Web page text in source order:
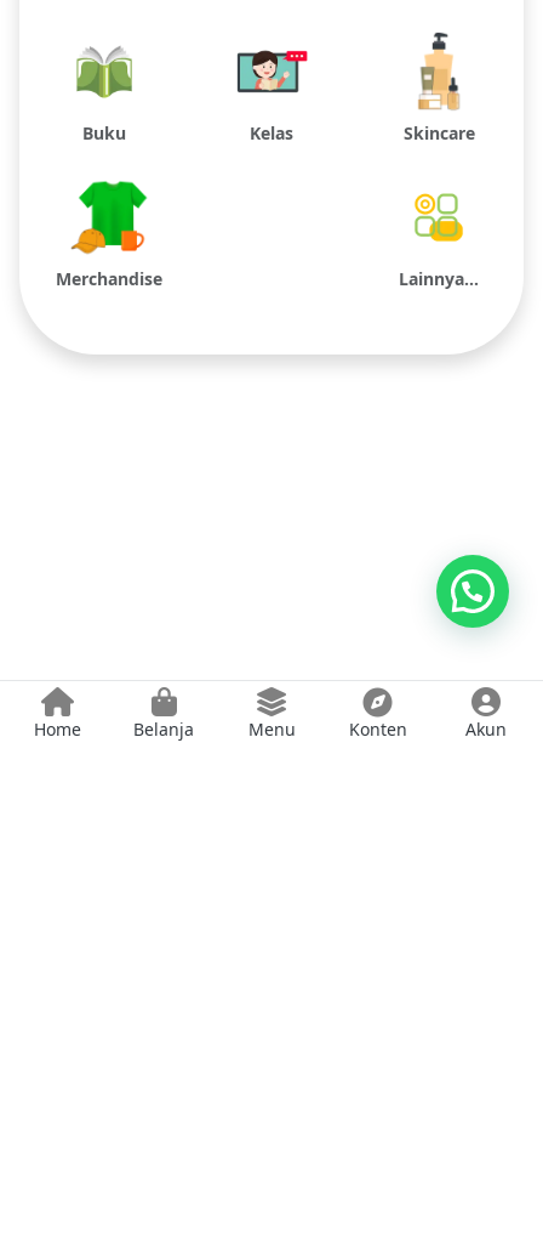
Buku Kelas Skincare
Merchandise Lainnya...
Home Belanja Menu Konten Akun